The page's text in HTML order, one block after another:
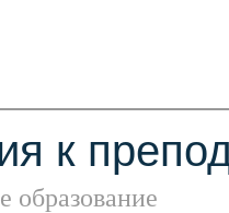
образование
к